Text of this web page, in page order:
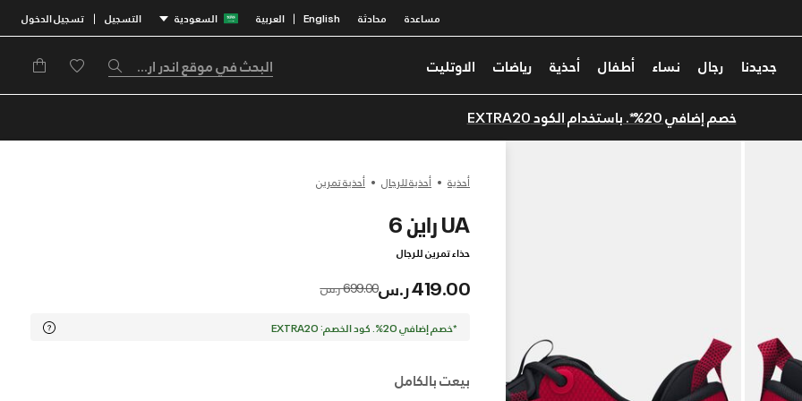
مساعدة محادثة English
| العربية السعودية التسجيل | تسجيل الدخول
جديدنا رجال نساء أطفال أحذية رياضات الاوتليت
خصم إضافي 20%*. باستخدام الكود EXTRA20
أحذية أحذية للرجال أحذية تمرين
UA راين 6
حذاء تمرين للرجال
419.00 ر.س Price reduced from
699.00 ر.س to
*خصم إضافي 20%. كود الخصم: EXTRA20
بيعت بالكامل